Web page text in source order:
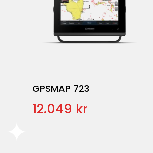
GPSMAP 723
12.049 kr